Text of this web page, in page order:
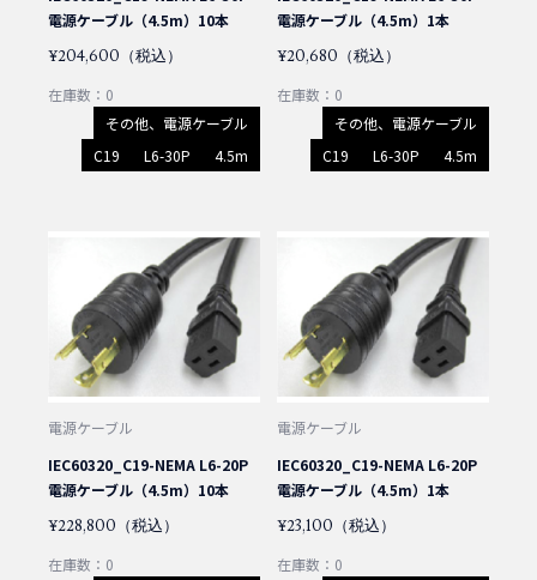
電源ケーブル（4.5m）10本
¥204,600（税込）
在庫数：0
その他、電源ケーブル
C19
L6-30P 4.5m
電源ケーブル（4.5m）1本
¥20,680（税込）
在庫数：0
その他、電源ケーブル
C19
L6-30P 4.5m
電源ケーブル
IEC60320_C19-NEMA L6-20P
電源ケーブル（4.5m）10本
¥228,800（税込）
在庫数：0
電源ケーブル
IEC60320_C19-NEMA L6-20P
電源ケーブル（4.5m）1本
¥23,100（税込）
在庫数：0